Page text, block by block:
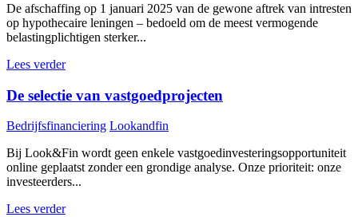
De afschaffing op 1 januari 2025 van de gewone aftrek van intresten
op hypothecaire leningen – bedoeld om de meest vermogende
belastingplichtigen sterker...
Lees verder
De selectie van vastgoedprojecten
Bedrijfsfinanciering Lookandfin
Bij Look&Fin wordt geen enkele vastgoedinvesteringsopportuniteit
online geplaatst zonder een grondige analyse. Onze prioriteit: onze
investeerders...
Lees verder